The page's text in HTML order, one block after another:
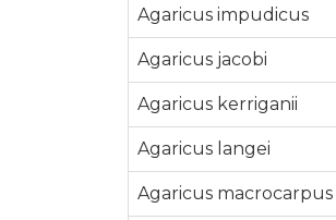
Agaricus impudicus
Agaricus jacobi
Agaricus kerriganii
Agaricus langei
Agaricus macrocarpus